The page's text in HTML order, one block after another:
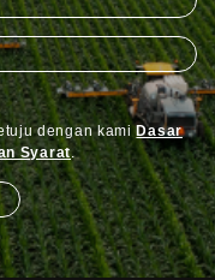
dengan kamiDasar
Syarat.